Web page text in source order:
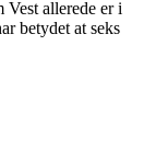
Vest allerede er i
betydet at seks